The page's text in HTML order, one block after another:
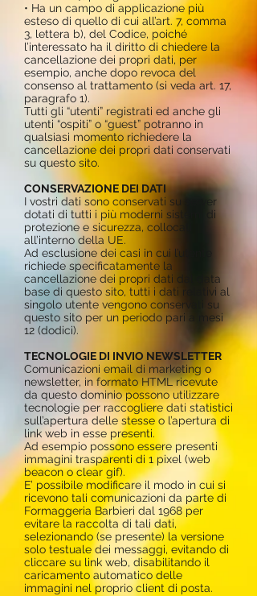
• Ha un campo di applicazione più
esteso di quello di cui all’art. 7, comma
3, lettera b), del Codice, poiché
l’interessato ha il diritto di chiedere la
cancellazione dei propri dati, per
esempio, anche dopo revoca del
consenso al trattamento (si veda art. 17,
paragrafo 1).
Tutti gli “utenti” registrati ed anche gli
utenti “ospiti” o “guest” potranno in
qualsiasi momento richiedere la
cancellazione dei propri dati conservati
su questo sito.
CONSERVAZIONE DEI DATI
I vostri dati sono conservati su server
dotati di tutti i più moderni sistemi di
protezione e sicurezza, collocati
all’interno della UE.
Ad esclusione dei casi in cui l’utente
richiede specificatamente la
cancellazione dei propri dati dal data
base di questo sito, tutti i dati relativi al
singolo utente vengono conservati su
questo sito per un periodo pari a mesi
12 (dodici).
TECNOLOGIE DI INVIO NEWSLETTER
Comunicazioni email di marketing o
newsletter, in formato HTML ricevute
da questo dominio possono utilizzare
tecnologie per raccogliere dati statistici
sull’apertura delle stesse o l’apertura di
link web in esse presenti.
Ad esempio possono essere presenti
immagini trasparenti di 1 pixel (web
beacon o clear gif).
E’ possibile modificare il modo in cui si
ricevono tali comunicazioni da parte di
Formaggeria Barbieri dal 1968 per
evitare la raccolta di tali dati,
selezionando (se presente) la versione
solo testuale dei messaggi, evitando di
cliccare su link web, disabilitando il
caricamento automatico delle
immagini nel proprio client di posta.